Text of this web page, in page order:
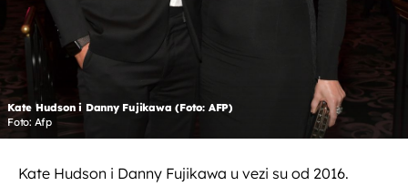
Kate Hudson i Danny Fujikawa (Foto: AFP)
Foto: Afp
Kate Hudson i Danny Fujikawa u vezi su od 2016.